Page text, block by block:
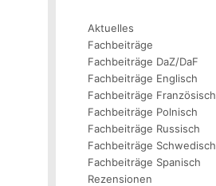
Aktuelles
Fachbeiträge
Fachbeiträge DaZ/DaF
Fachbeiträge Englisch
Fachbeiträge Französisch
Fachbeiträge Polnisch
Fachbeiträge Russisch
Fachbeiträge Schwedisch
Fachbeiträge Spanisch
Rezensionen